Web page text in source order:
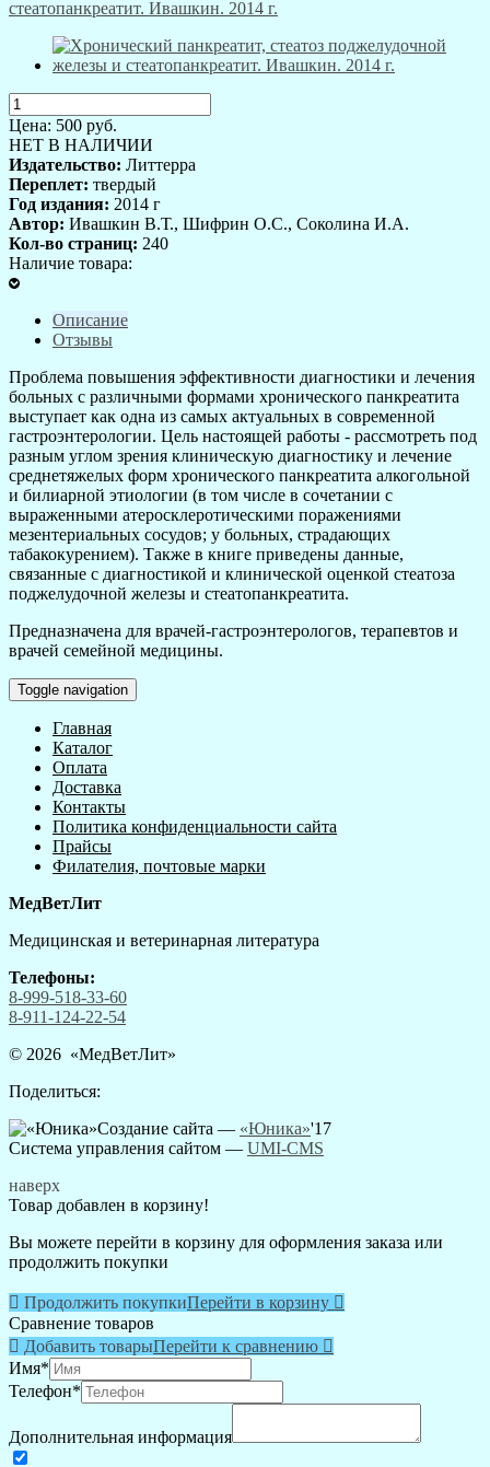
Цена: 500 руб.
НЕТ В НАЛИЧИИ
Издательство: Литтерра
Переплет: твердый
Год издания: 2014 г
Автор: Ивашкин В.Т., Шифрин О.С., Соколина И.А.
Кол-во страниц: 240
Наличие товара:
Описание
Отзывы
Проблема повышения эффективности диагностики и лечения
больных c различными формами хронического панкреатита
выступает как одна из самых актуальных в современной
гастроэнтерологии. Цель настоящей работы - рассмотреть под
разным углом зрения клиническую диагностику и лечение
среднетяжелых форм хронического панкреатита алкогольной
и билиарной этиологии (в том числе в сочетании с
выраженными атеросклеротическими поражениями
мезентериальных сосудов; у больных, страдающих
табакокурением). Также в книге приведены данные,
связанные с диагностикой и клинической оценкой стеатоза
поджелудочной железы и стеатопанкреатита.
Предназначена для врачей-гастроэнтерологов, терапевтов и
врачей семейной медицины.
Toggle navigation
Главная
Каталог
Оплата
Доставка
Контакты
Политика конфиденциальности сайта
Прайсы
Филателия, почтовые марки
МедВетЛит
Медицинская и ветеринарная литература
Телефоны:
8-999-518-33-60
8-911-124-22-54
© 2026 «МедВетЛит»
Поделиться:
Создание сайта — «Юника»'17
Система управления сайтом — UMI-CMS
наверх
Товар добавлен в корзину!
Вы можете перейти в корзину для оформления заказа или
продолжить покупки
 Продолжить покупкиПерейти в корзину 
Сравнение товаров
 Добавить товарыПерейти к сравнению 
Имя*
Телефон*
Дополнительная информация